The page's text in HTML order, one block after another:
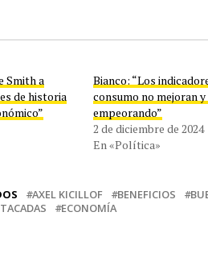
Smith a
de historia
Bianco: “Los
consumo no mejoran y
empeorando”
2 de diciembre de 2024
En «Política»
AXEL KICILLOF BENEFICIOS
ECONOMÍA